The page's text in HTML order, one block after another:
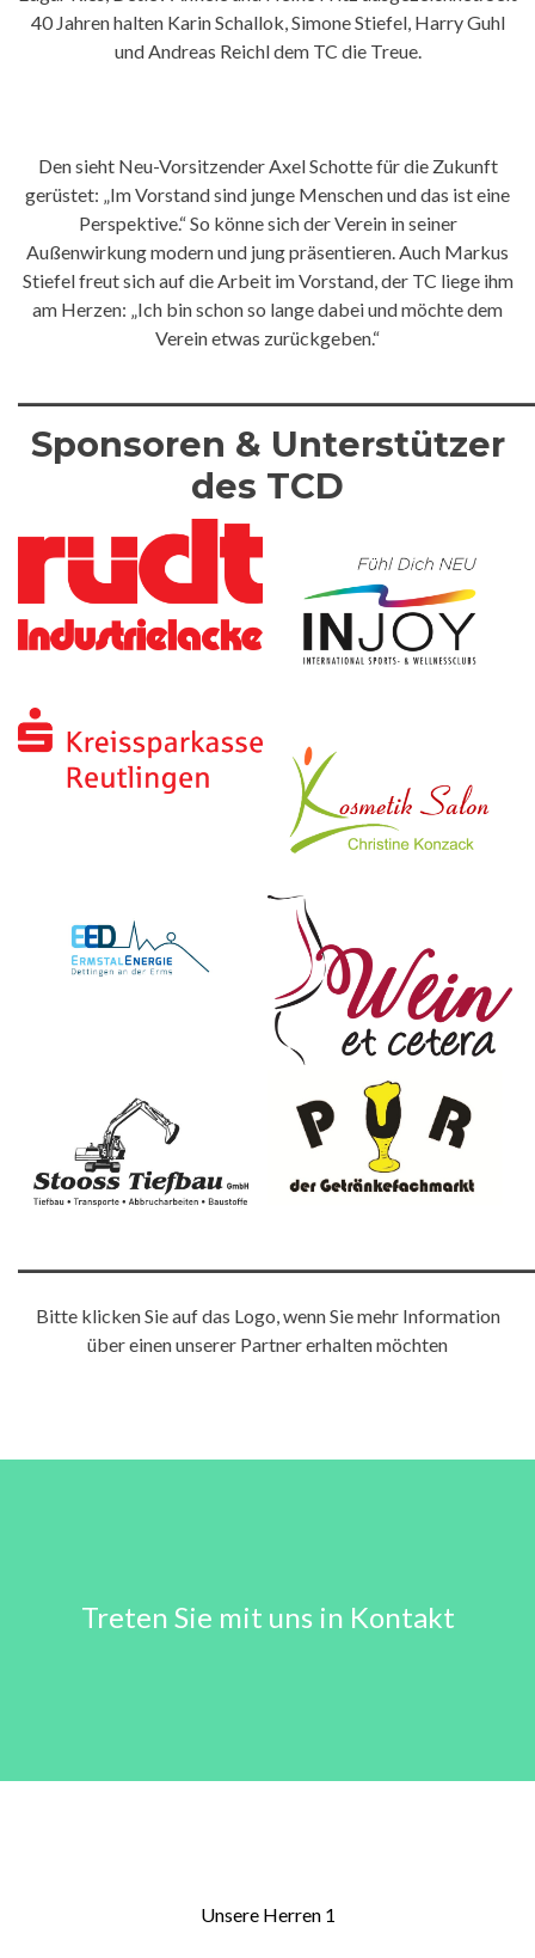
40 Jahren halten Karin Schallok, Simone Stiefel, Harry Guhl
und Andreas Reichl dem TC die Treue.
Den sieht Neu-Vorsitzender Axel Schotte für die Zukunft
gerüstet: „Im Vorstand sind junge Menschen und das ist eine
Perspektive.“ So könne sich der Verein in seiner
Außenwirkung modern und jung präsentieren. Auch Markus
Stiefel freut sich auf die Arbeit im Vorstand, der TC liege ihm
am Herzen: „Ich bin schon so lange dabei und möchte dem
Verein etwas zurückgeben.“
Sponsoren & Unterstützer
des TCD
Bitte klicken Sie auf das Logo, wenn Sie mehr Information
über einen unserer Partner erhalten möchten
Treten Sie mit uns in Kontakt
Unsere Herren 1